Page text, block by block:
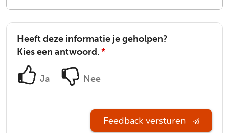
Heeft deze informatie je geholpen?
Kies een antwoord.*
Ja Nee
Feedback versturen